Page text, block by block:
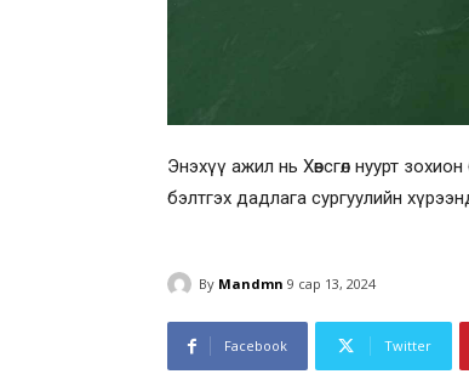
Энэхүү ажил нь Хөвсгөл нуурт
бэлтгэх дадлага сургуулийн
By Mandmn 9 сар 13, 2024
Facebook Twitter